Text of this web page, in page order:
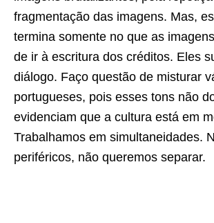
fragmentação das imagens. Mas,
termina somente no que as
de ir à escritura dos créditos. Eles
diálogo. Faço questão de misturar
portugueses, pois esses tons não
evidenciam que a cultura está em
Trabalhamos em simultaneidades.
periféricos, não queremos separar.